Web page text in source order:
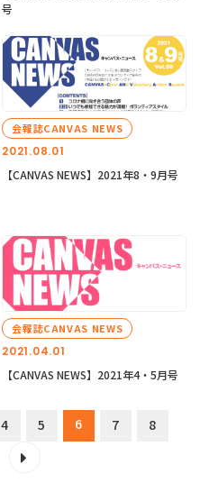
号
2021.08.01
会報誌CANVAS NEWS
【CANVAS NEWS】2021年8・9月号
2021.04.01
会報誌CANVAS NEWS
【CANVAS NEWS】2021年4・5月号
4 5 6 7
8